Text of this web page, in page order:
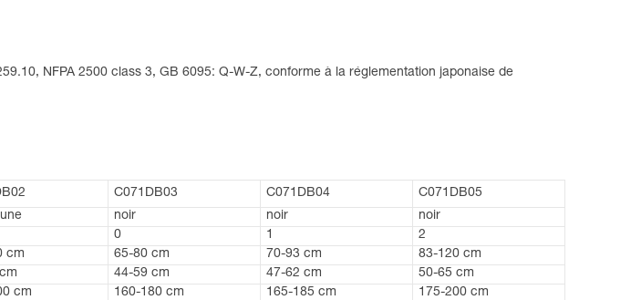
NFPA 2500 class 3, GB 6095: Q-W-Z, conforme à la réglementation japonaise de
C071DB03 C071DB04
C071DB05
noir noir
noir
0 1
2
cm 65-80 cm 70-93 cm
83-120 cm
44-59 cm 47-62 cm
50-65 cm
cm 160-180 cm 165-185 cm
175-200 cm